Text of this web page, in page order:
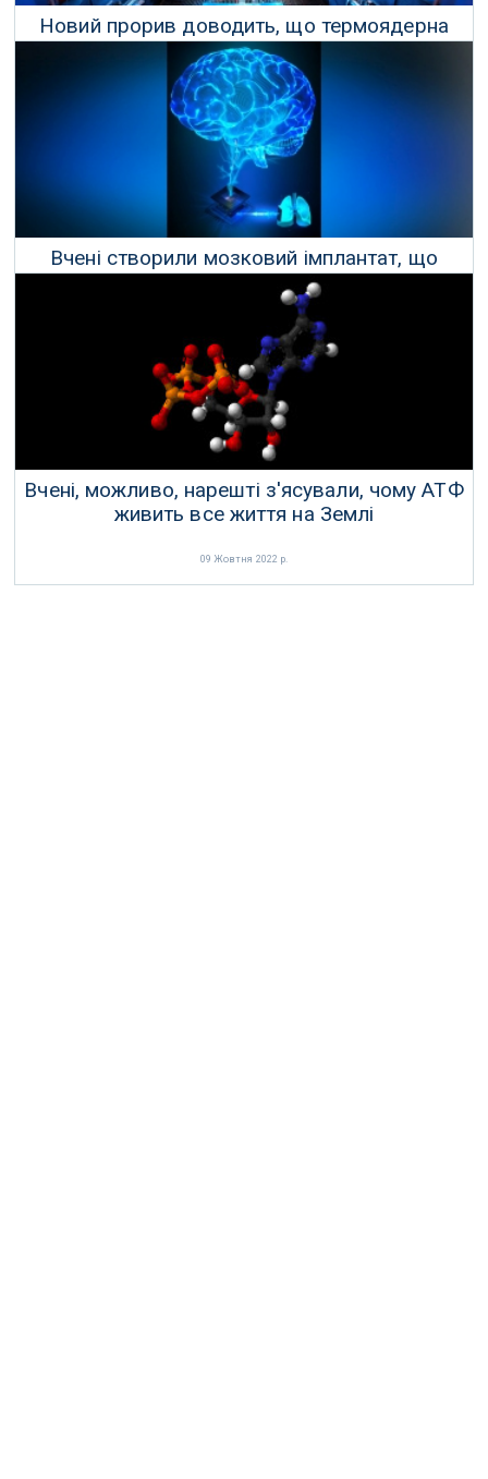
Новий прорив доводить, що термоядерна
енергія можлива
14 Грудня 2022 р.
Вчені створили мозковий імплантат, що
повністю працює від дихання користувача
15 Листопада 2022 р.
Вчені, можливо, нарешті з'ясували, чому АТФ
живить все життя на Землі
09 Жовтня 2022 р.